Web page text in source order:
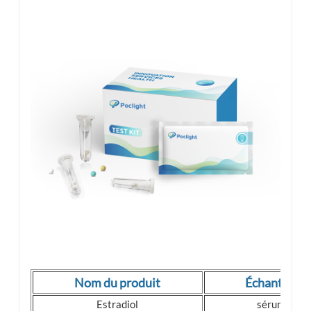
Nom du produit Échantillon
Estradiol sérum,